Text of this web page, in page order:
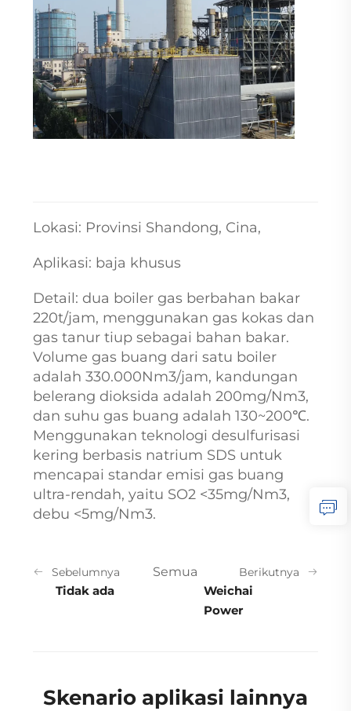
Lokasi: Provinsi Shandong, Cina,
Aplikasi: baja khusus
Detail: dua boiler gas berbahan bakar
220t/jam, menggunakan gas kokas dan
gas tanur tiup sebagai bahan bakar.
Volume gas buang dari satu boiler
adalah 330.000Nm3/jam, kandungan
belerang dioksida adalah 200mg/Nm3,
dan suhu gas buang adalah 130~200℃.
Menggunakan teknologi desulfurisasi
kering berbasis natrium SDS untuk
mencapai standar emisi gas buang
ultra-rendah, yaitu SO2 <35mg/Nm3,
debu <5mg/Nm3.
Sebelumnya
Tidak ada
Semua Berikutnya
Weichai
Power
Skenario aplikasi lainnya